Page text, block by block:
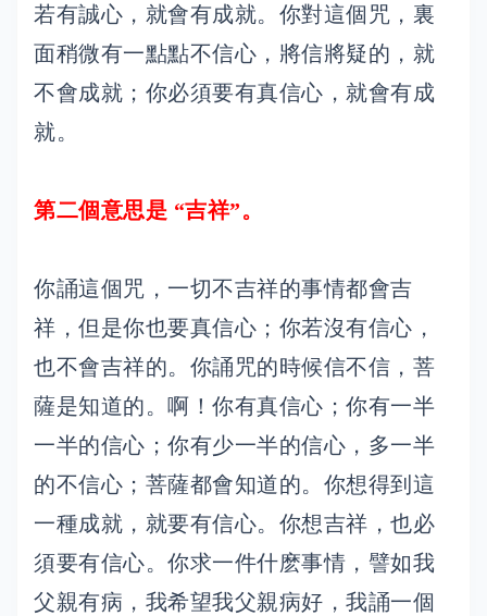
若有誠心，就會有成就。你對這個咒，裏
面稍微有一點點不信心，將信將疑的，就
不會成就；你必須要有真信心，就會有成
就。
第二個意思是 “吉祥”。
你誦這個咒，一切不吉祥的事情都會吉
祥，但是你也要真信心；你若沒有信心，
也不會吉祥的。你誦咒的時候信不信，菩
薩是知道的。啊！你有真信心；你有一半
一半的信心；你有少一半的信心，多一半
的不信心；菩薩都會知道的。你想得到這
一種成就，就要有信心。你想吉祥，也必
須要有信心。你求一件什麽事情，譬如我
父親有病，我希望我父親病好，我誦一個